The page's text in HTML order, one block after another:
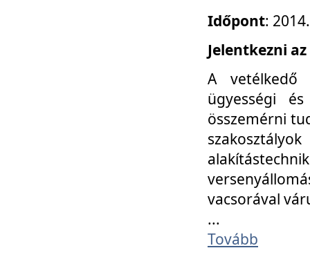
Időpont:
Jelentkezni az
A vetélkedő
ügyességi
összemérni
vacsorával
...
Tovább